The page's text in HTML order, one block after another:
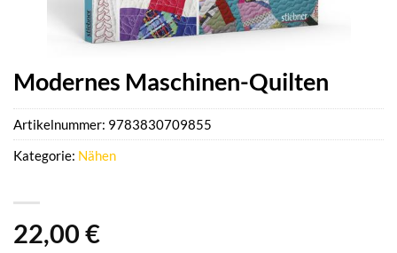
Modernes Maschinen-Quilten
22,00 €
Artikelnummer: 9783830709855
Kategorie: Nähen